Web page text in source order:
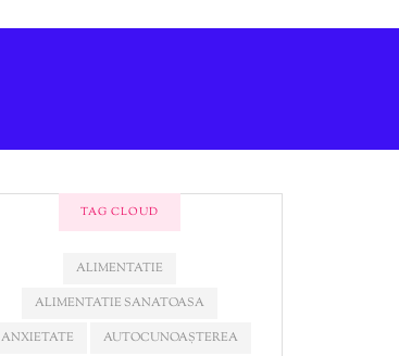
TAG CLOUD
ALIMENTATIE
ALIMENTATIE SANATOASA
ANXIETATE
AUTOCUNOAȘTEREA